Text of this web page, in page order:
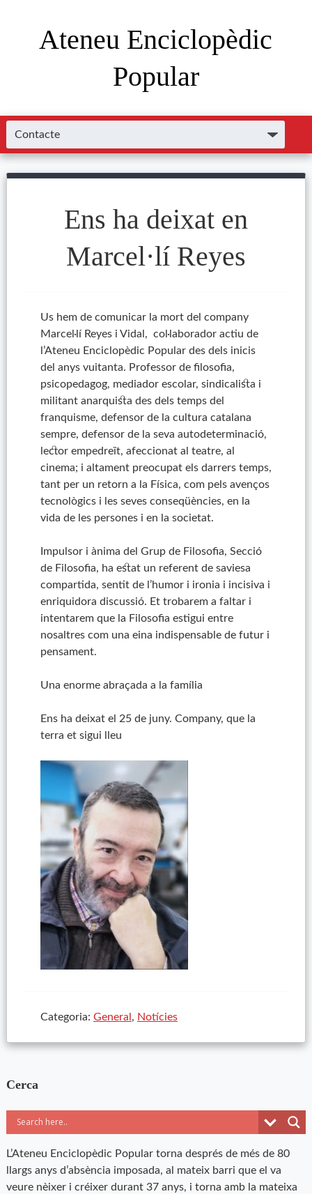
Ateneu Enciclopèdic
Popular
Ens ha deixat en
Marcel·lí Reyes
Us hem de comunicar la mort del company
Marcel·lí Reyes i Vidal, col·laborador actiu de
l’Ateneu Enciclopèdic Popular des dels inicis
del anys vuitanta. Professor de filosofia,
psicopedagog, mediador escolar, sindicalista i
militant anarquista des dels temps del
franquisme, defensor de la cultura catalana
sempre, defensor de la seva autodeterminació,
lector empedreït, afeccionat al teatre, al
cinema; i altament preocupat els darrers temps,
tant per un retorn a la Física, com pels avenços
tecnològics i les seves conseqüències, en la
vida de les persones i en la societat.
Impulsor i ànima del Grup de Filosofia, Secció
de Filosofia, ha estat un referent de saviesa
compartida, sentit de l’humor i ironia i incisiva i
enriquidora discussió. Et trobarem a faltar i
intentarem que la Filosofia estigui entre
nosaltres com una eina indispensable de futur i
pensament.
Una enorme abraçada a la família
Ens ha deixat el 25 de juny. Company, que la
terra et sigui lleu
Categoria: General , Notícies
Cerca
L’Ateneu Enciclopèdic Popular torna després de més de 80
llargs anys d’absència imposada, al mateix barri que el va
veure nèixer i créixer durant 37 anys, i torna amb la mateixa